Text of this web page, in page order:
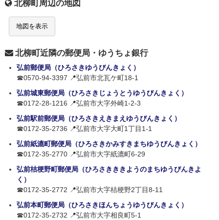
北柳町周辺の地図
地図を表示
北柳町近隣の郵便局・ゆうちょ銀行
弘前郵便局（ひろさきゆうびんきょく）
☎0570-94-3397 📍弘前市北瓦ケ町18-1
弘前城東郵便局（ひろさきじょうとうゆうびんきょく）
☎0172-28-1216 📍弘前市大字外崎1-2-3
弘前駅前郵便局（ひろさきえきまえゆうびんきょく）
☎0172-35-2736 📍弘前市大字大町1丁目1-1
弘前紙漉町郵便局（ひろさきかみすきまちゆうびんきょく）
☎0172-35-2770 📍弘前市大字紙漉町6-29
弘前桔梗野町郵便局（ひろさきききようのまちゆうびんきよ
く）
☎0172-35-2772 📍弘前市大字桔梗野2丁目8-11
弘前本町郵便局（ひろさきほんちょうゆうびんきょく）
☎0172-35-2732 📍弘前市大字相良町5-1